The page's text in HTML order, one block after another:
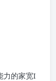
力的家宽I